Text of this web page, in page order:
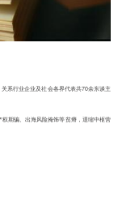
系行业企业及社会各界代表共70余东谈主
期骗、出海风险掩饰等贫瘠，退缩中枢营